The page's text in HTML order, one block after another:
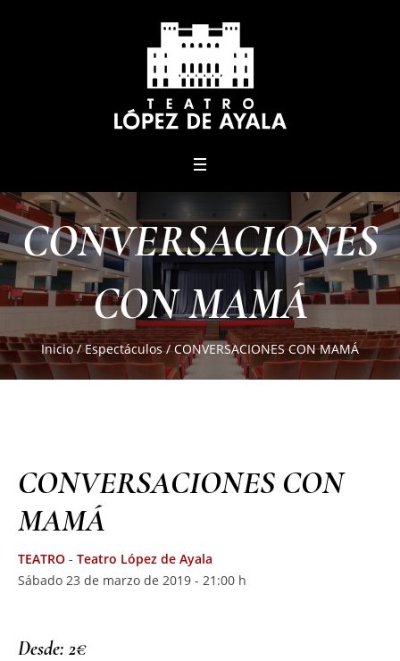
CONVERSACIONES
CON MAMÁ
Inicio /Espectáculos /CONVERSACIONES CON MAMÁ
CONVERSACIONES CON
MAMÁ
TEATRO - Teatro López de Ayala
Sábado 23 de marzo de 2019 - 21:00 h
Desde: 2€